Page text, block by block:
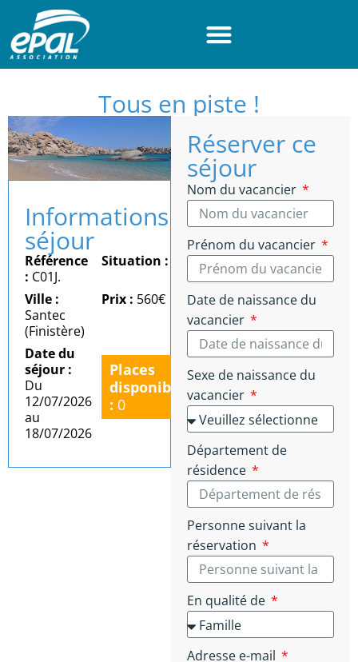
Tous en piste !
Informations
séjour
Référence
: C01J.
Situation : Mer
Ville :
Santec
(Finistère)
Prix : 560€
Date du
séjour :
Du
12/07/2026
au
18/07/2026
Places
disponibles
: 0
Réserver ce
séjour
Nom du vacancier
Prénom du vacancier
Date de naissance du
vacancier
Sexe de naissance du
vacancier
Département de
résidence
Personne suivant la
réservation
En qualité de
Adresse e-mail
Panneau de gestion des cookies